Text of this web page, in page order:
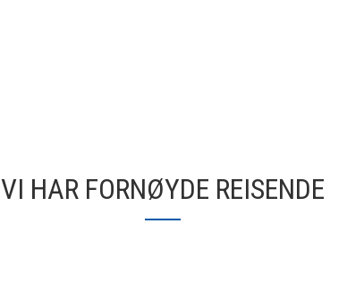
VI HAR FORNØYDE REISENDE